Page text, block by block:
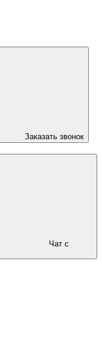
Заказать звонок
Чат с